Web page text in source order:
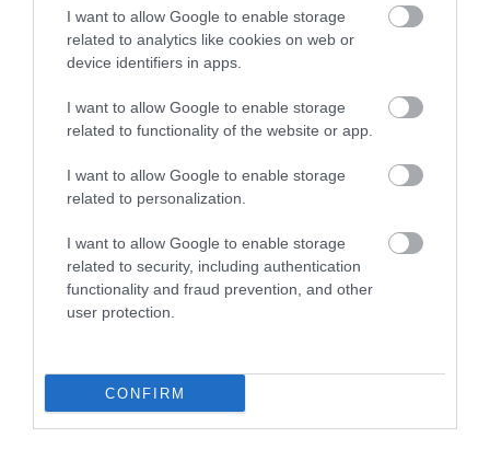
I want to allow Google to enable storage
related to analytics like cookies on web or
device identifiers in apps.
I want to allow Google to enable storage
related to functionality of the website or app.
I want to allow Google to enable storage
related to personalization.
I want to allow Google to enable storage
related to security, including authentication
functionality and fraud prevention, and other
user protection.
CONFIRM
HŐKUPOLA MAGYARORSZÁG
FEDŐ, ÉS MI TÖRTÉNIK
ALATTA A TERMÉSZETTEL?
2026-08-03
HÉTKÖZNAPI MADARAK ÉS
PILLANGÓK CSENDES
ELTŰNÉSE A NAGYOBB